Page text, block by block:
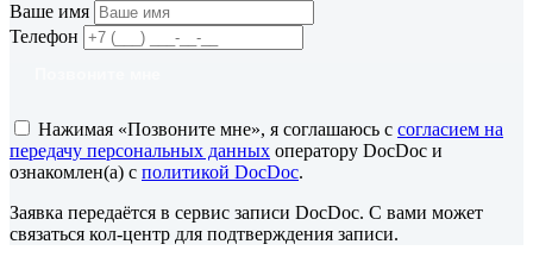
Ваше имя
Телефон
Нажимая «Позвоните мне», я соглашаюсь с согласием на
передачу персональных данных оператору DocDoc и
ознакомлен(а) с политикой DocDoc.
Заявка передаётся в сервис записи DocDoc. С вами может
связаться кол-центр для подтверждения записи.